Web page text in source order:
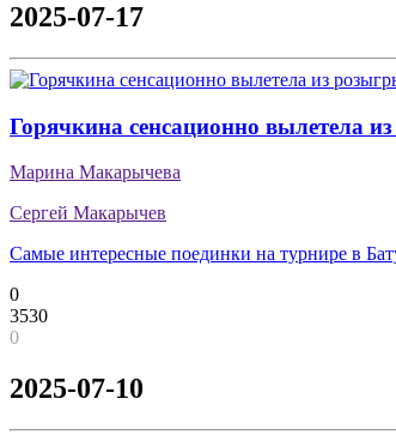
2025-07-17
Горячкина сенсационно вылетела
Марина Макарычева
Сергей Макарычев
Самые интересные поединки на турнире в
0
3530
0
2025-07-10